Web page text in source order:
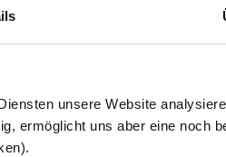
unsere Website
ermöglicht uns aber eine noch